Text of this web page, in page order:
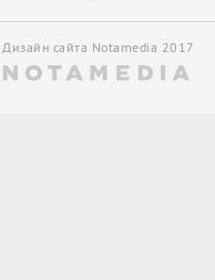
Дизайн сайта Notamedia 2017